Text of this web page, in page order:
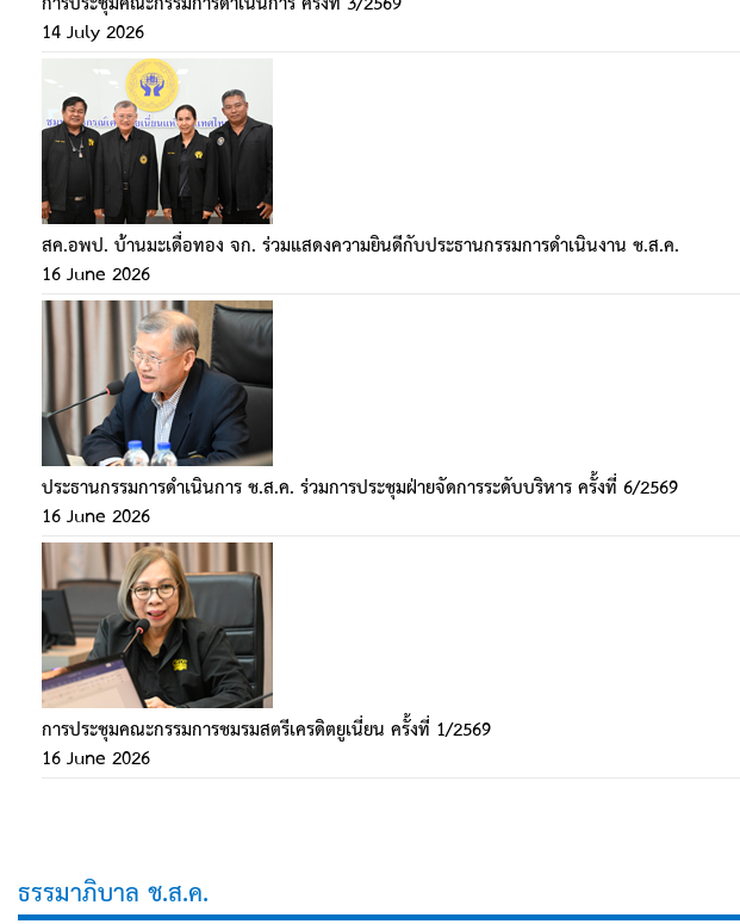
14 July 2026
สค.อพป. บ้านมะเดื่อทอง จก. ร่วมแสดงความยินดีกับประธานกรรมการดำเนินงาน ช.ส.ค.
16 June 2026
ประธานกรรมการดำเนินการ ช.ส.ค. ร่วมการประชุมฝ่ายจัดการระดับบริหาร ครั้งที่ 6/2569
16 June 2026
การประชุมคณะกรรมการชมรมสตรีเครดิตยูเนี่ยน ครั้งที่ 1/2569
16 June 2026
ธรรมาภิบาล ช.ส.ค.